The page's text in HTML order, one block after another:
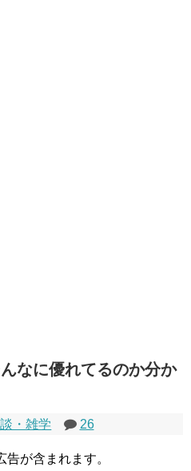
なに優れてるのか分か
・雑学 26
が含まれます。